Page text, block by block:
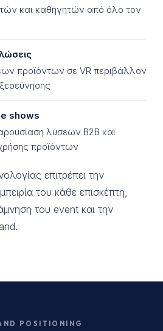
και καθηγητών από όλο τον
προϊόντων σε VR περιβάλλον
shows
λύσεων B2B και
προϊόντων
επιτρέπει την
του κάθε επισκέπτη,
του event και την
POSITIONING